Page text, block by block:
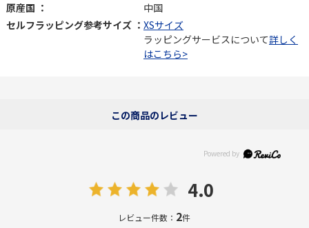
原産国 ：
中国
セルフラッピング参考サイズ ： XSサイズ
ラッピングサービスについて詳しく
はこちら>
この商品のレビュー
4.0
レビュー件数： 2件